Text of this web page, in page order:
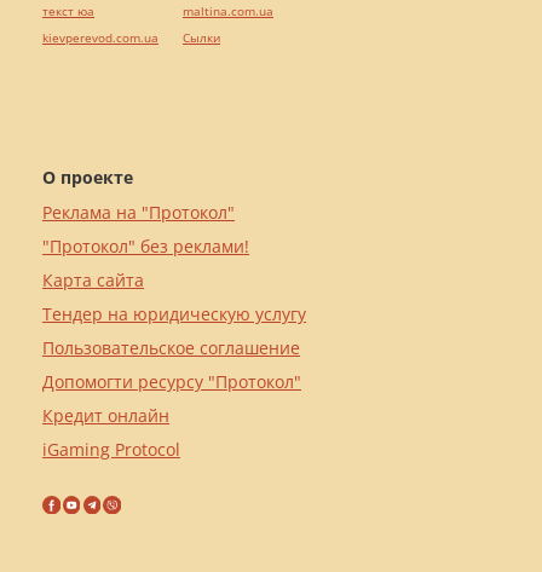
О проекте
Реклама на "Протокол"
"Протокол" без реклами!
Карта сайта
Тендер на юридическую услугу
Пользовательское соглашение
Допомогти ресурсу "Протокол"
Кредит онлайн
iGaming Protocol
текст юа
kievperevod.com.ua
maltina.com.ua
Cылки